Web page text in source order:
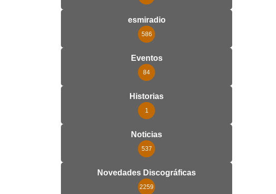
esmiradio
586
Eventos
84
Historias
1
Noticias
537
Novedades Discográficas
2259